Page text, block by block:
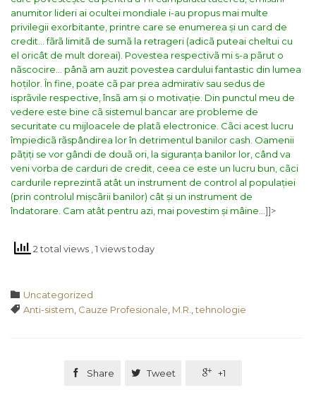
anumitor lideri ai ocultei mondiale i-au propus mai multe
privilegii exorbitante, printre care se enumerea și un card de
credit… fãrã limitã de sumã la retrageri (adicã puteai cheltui cu
el oricât de mult doreai). Povestea respectivã mi s-a pãrut o
nãscocire… pânã am auzit povestea cardului fantastic din lumea
hoților. În fine, poate cã par prea admirativ sau sedus de
isprãvile respective, însã am și o motivație. Din punctul meu de
vedere este bine cã sistemul bancar are probleme de
securitate cu mijloacele de platã electronice. Cãci acest lucru
împiedicã rãspândirea lor în detrimentul banilor cash. Oamenii
pãțiți se vor gândi de douã ori, la siguranța banilor lor, când va
veni vorba de carduri de credit, ceea ce este un lucru bun, cãci
cardurile reprezintã atât un instrument de control al populației
(prin controlul mișcãrii banilor) cât și un instrument de
îndatorare. Cam atât pentru azi, mai povestim și mâine… ]]>
2 total views , 1 views today
 Category
Uncategorized
 Tags
Anti-sistem Cauze Profesionale M.R. ,tehnologie
 Share  Tweet  +1